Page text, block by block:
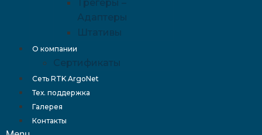
Трегеры –
Адаптеры
Штативы
О компании
Сертификаты
Сеть RTK ArgoNet
Тех. поддержка
Галерея
Контакты